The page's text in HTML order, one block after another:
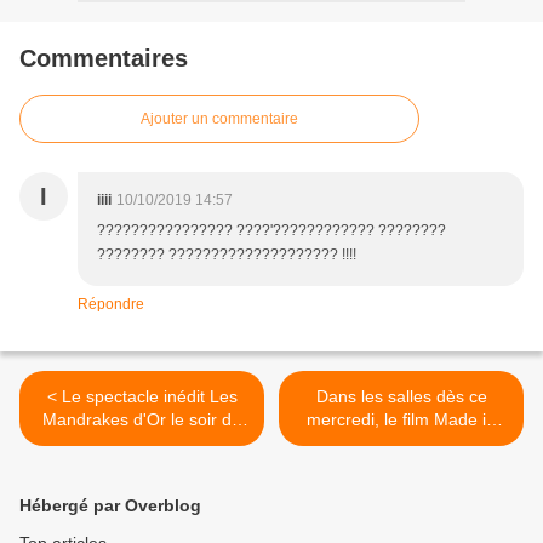
Commentaires
Ajouter un commentaire
I iiii 10/10/2019 14:57
???????????????? ????'???????????? ????????
???????? ???????????????????? !!!!
Répondre
< Le spectacle inédit Les
Mandrakes d'Or le soir de
Noël sur C8.
Dans les salles dès ce
mercredi, le film Made in
Bangladesh. >
Hébergé par Overblog